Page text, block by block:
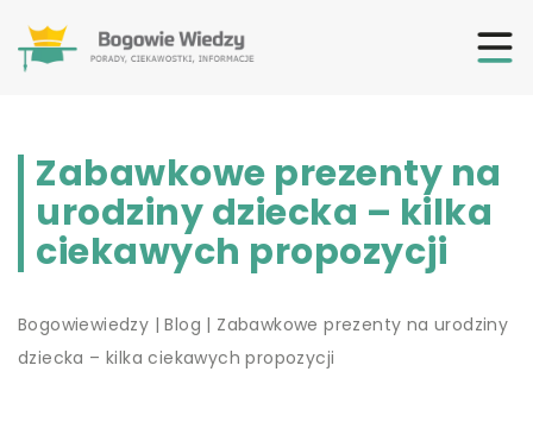
Zabawkowe prezenty na
urodziny dziecka – kilka
ciekawych propozycji
Bogowiewiedzy |Blog | Zabawkowe prezenty na urodziny
dziecka – kilka ciekawych propozycji